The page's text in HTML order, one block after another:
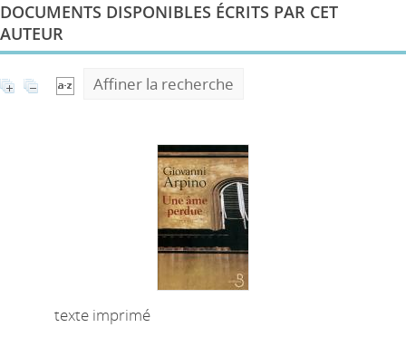
DOCUMENTS DISPONIBLES ÉCRITS PAR CET
AUTEUR
Affiner la recherche
texte imprimé